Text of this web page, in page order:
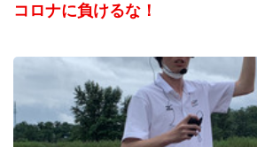
コロナに負けるな！